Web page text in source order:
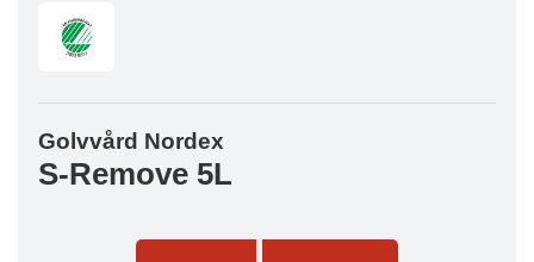
Golvvård Nordex
S-Remove 5L